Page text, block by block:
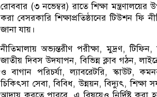
রোববার (৩ নভেম্বর) রাতে শিক্ষা
করা বেসরকারি শিক্ষাপ্রতিষ্ঠানের টিউশন ফি
জানা যায়।
নীতিমালায় অভ্যন্তরীণ পরীক্ষা, মুদ্রণ,
জাতীয় দিবস উদযাপন, বিভিন্ন ক্লাব গঠন,
ও বাগান পরিচর্যা, ল্যাবরেটরি, স্কাউট,
চিকিৎসা সেবা, বিবিধ, উন্নয়ন, বিদ্যুৎ, শিক্ষা
আদায় করতে পারবে, এ বিষয়েও নির্দিষ্ট করা